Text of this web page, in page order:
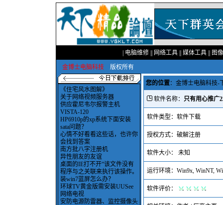
电脑维修 网络工具 媒体工具 图
金博士电脑科技 版权所有
《住宅风水图解》
关于网络视频服务器
供应霍尼韦尔报警主机
VISTA-120
HP6910p的xp系统下面安装
sata问题？
心情不好看看这些话，也许你
会找到答案
南方批八字注册机
异性朋友的友谊
桌面的IE打不开“该文件没有
程序与之关联来执行该操作。
装win7蓝屏怎么办？
环球TV黄金版需安装UUSee
网络电视
安防电源防雷器、监控摄像头
您的位置： 金博士电脑科技-
软件名称： 只有用心推广
软件类型：软件下载
授权方式：破解注册
软件大小： 未知
运行环境：Win9x, WinNT,
软件评价：